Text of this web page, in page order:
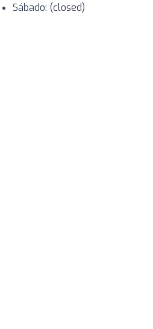
Sábado: (closed)